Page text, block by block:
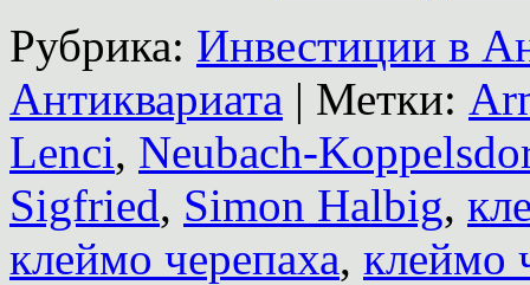
Рубрика: Инвестиции в
Антиквариата | Метки:
Lenci, Neubach-
Sigfried, Simon Halbig,
клеймо черепаха, клеймо